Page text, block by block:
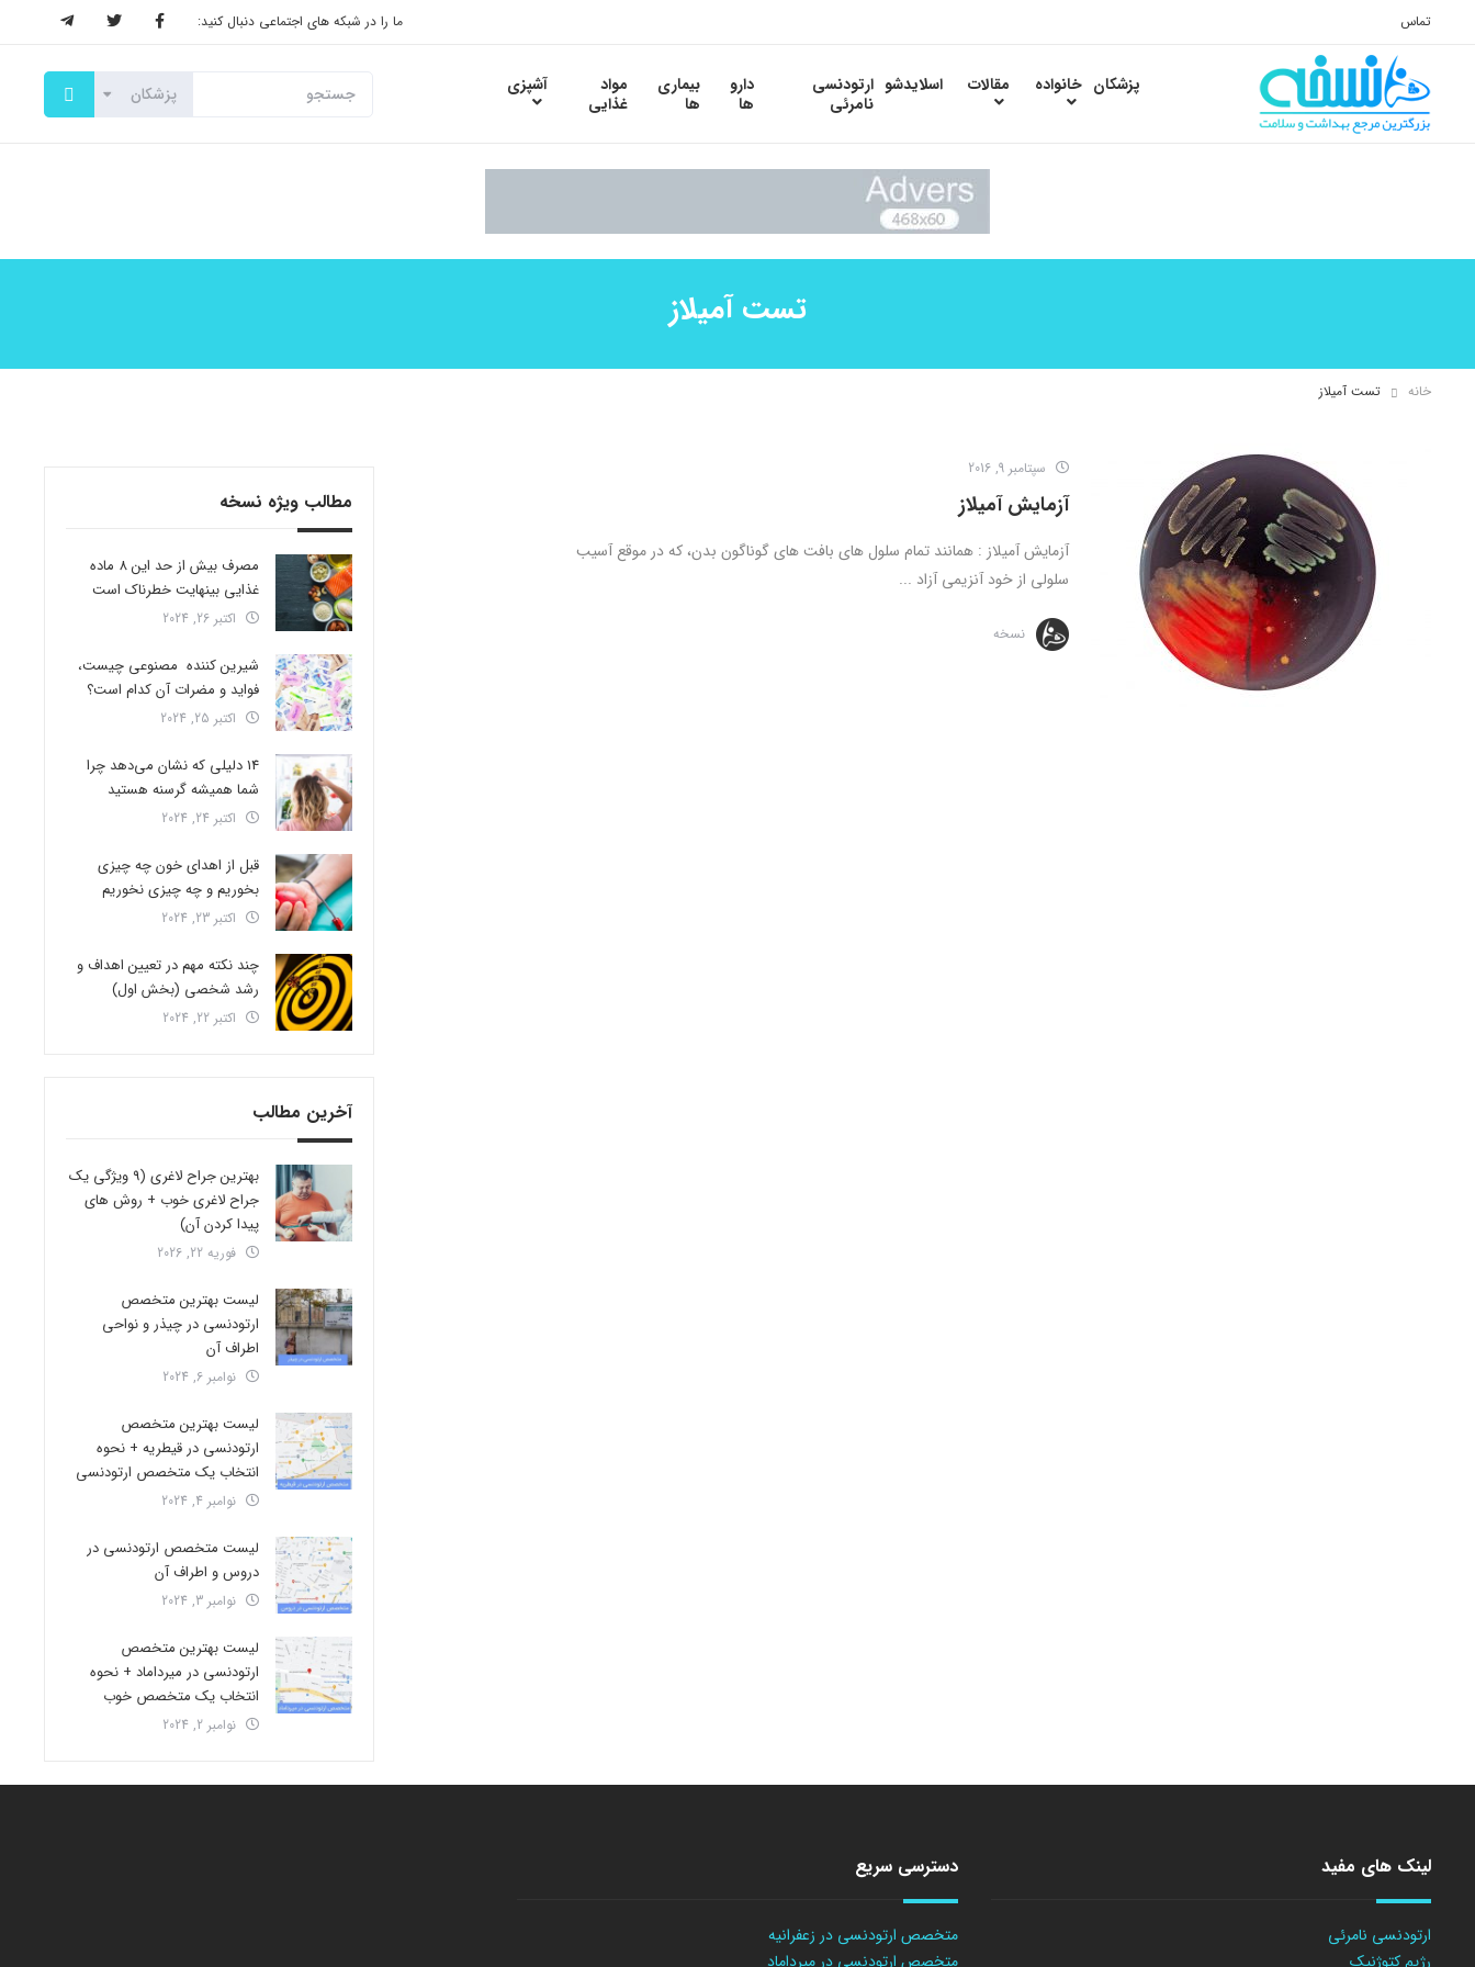
تماس ما را در شبکه های اجتماعی دنبال کنید:
پزشکان خانواده مقالات اسلایدشو ارتودنسی
نامرئی
دارو
ها
بیماری
ها
مواد
غذایی
آشپزی
تست آمیلاز
خانه تست آمیلاز
سپتامبر 9, 2016
آزمایش آمیلاز
آزمایش آمیلاز : همانند تمام سلول های بافت های گوناگون بدن، که در موقع آسیب
سلولی از خود آنزیمی آزاد ...
نسخه
مطالب ویژه نسخه
مصرف بیش از حد این 8 ماده
غذایی بینهایت خطرناک است
اکتبر 26, 2024
شیرین کننده مصنوعی چیست،
فواید و مضرات آن کدام است؟
اکتبر 25, 2024
14 دلیلی که نشان می‌دهد چرا
شما همیشه گرسنه هستید
اکتبر 24, 2024
قبل از اهدای خون چه چیزی
بخوریم و چه چیزی نخوریم
اکتبر 23, 2024
چند نکته مهم در تعیین اهداف و
رشد شخصی (بخش اول)
اکتبر 22, 2024
آخرین مطالب
بهترین جراح لاغری (9 ویژگی یک
جراح لاغری خوب + روش های
پیدا کردن آن)
فوریه 22, 2026
لیست بهترین متخصص
ارتودنسی در چیذر و نواحی
اطراف آن
نوامبر 6, 2024
لیست بهترین متخصص
ارتودنسی در قیطریه + نحوه
انتخاب یک متخصص ارتودنسی
نوامبر 4, 2024
لیست متخصص ارتودنسی در
دروس و اطراف آن
نوامبر 3, 2024
لیست بهترین متخصص
ارتودنسی در میرداماد + نحوه
انتخاب یک متخصص خوب
نوامبر 2, 2024
لینک های مفید
ارتودنسی نامرئی
رژیم کتوژنیک
دسترسی سریع
متخصص ارتودنسی در زعفرانیه
متخصص ارتودنسی در میرداماد